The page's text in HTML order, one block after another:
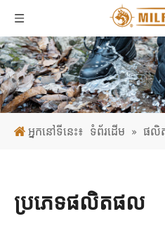
អ្នកនៅទីនេះ៖ ទំព័រដើម » ផលិ
ប្រភេទផលិតផល